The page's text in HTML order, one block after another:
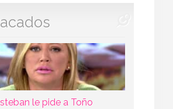
le pide a Toño